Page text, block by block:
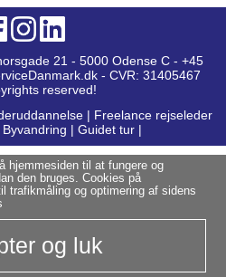
21 - 5000 Odense C - +45
- CVR: 31405467
reserved!
| Freelance rejseleder
Byvandring | Guidet tur|
hjemmesiden til at fungere og
den bruges. Cookies på
trafikmåling og optimering af sidens
og luk